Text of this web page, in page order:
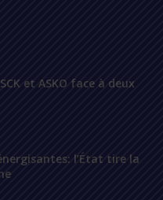
et ASKO face à deux
l’État tire la